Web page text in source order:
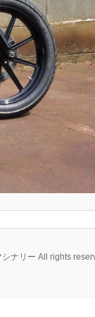
ナリー All rights